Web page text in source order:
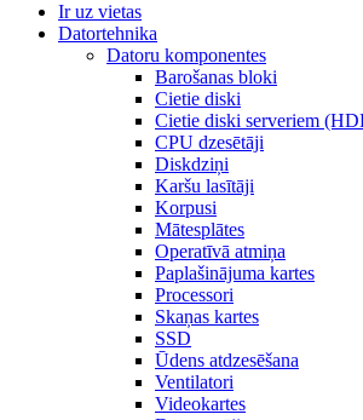
Ir uz vietas
Datortehnika
Datoru komponentes
Barošanas bloki
Cietie diski
Cietie diski serveriem
CPU dzesētāji
Diskdziņi
Karšu lasītāji
Korpusi
Mātesplātes
Operatīvā atmiņa
Paplašinājuma kartes
Processori
Skaņas kartes
SSD
Ūdens atdzesēšana
Ventilatori
Videokartes